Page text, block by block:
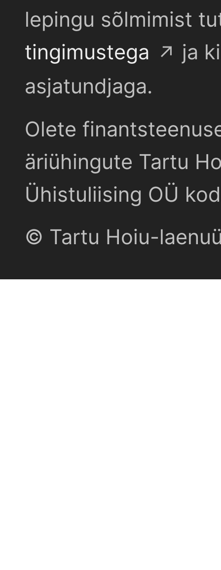
lepingu sõlmimist
tingimustega
ja
asjatundjaga.
Olete
äriühingute Tartu
Ühistuliising OÜ
© Tartu Hoiu-